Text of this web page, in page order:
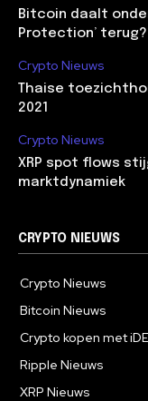
Bitcoin daalt
Protection’ terug?
Crypto Nieuws
Thaise
2021
Crypto Nieuws
XRP spot flows
marktdynamiek
CRYPTO NIEUWS
Crypto Nieuws
Bitcoin Nieuws
Crypto kopen met
Ripple Nieuws
XRP Nieuws